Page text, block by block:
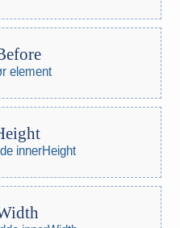
element
innerHeight